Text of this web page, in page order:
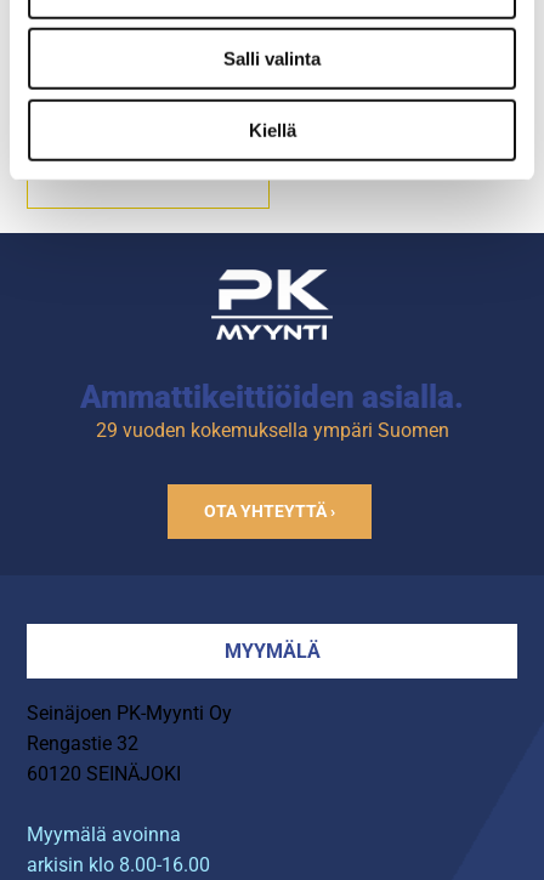
Salli valinta
Kiellä
keräämistä lihanleikkauksen
aikana.
Tuotekoodi: R602.
Ammattikeittiöiden asialla.
29 vuoden kokemuksella ympäri Suomen
OTA YHTEYTTÄ ›
MYYMÄLÄ
Seinäjoen PK-Myynti Oy
Rengastie 32
60120 SEINÄJOKI
Myymälä avoinna
arkisin klo 8.00-16.00